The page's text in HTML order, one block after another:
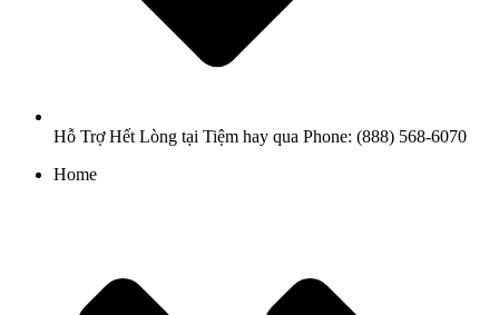
Hỗ Trợ Hết Lòng tại Tiệm hay qua Phone: (888) 568-6070
Home